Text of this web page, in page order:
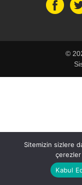
©
Sitemizin sizlere
çerezler
Kabul